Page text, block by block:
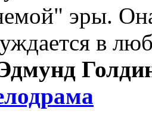
эры.
в